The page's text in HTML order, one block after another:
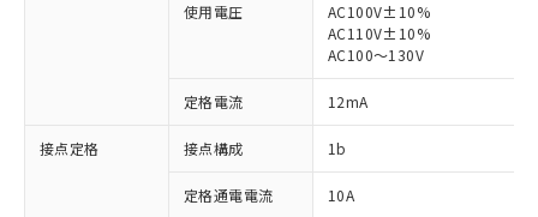
使用電圧
AC100V±10%
AC110V±10%
AC100～130V
定格電流 12mA
接点定格 接点構成 1b
定格通電電流 10A
ご利用条件
対応済み：EU RoHS指令（10物質）の
非含有に対応した製品が提供可能な商品で
す。
対応予定：EU RoHS指令（10物質）の非含
有に対応した製品に切り替える予定のある